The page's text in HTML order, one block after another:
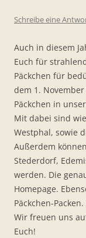
Schreibe eine
Auch in diesem
Euch für
Päckchen für
dem 1.
Päckchen in
Mit dabei sind
Westphal, sowie
Außerdem
Stederdorf,
werden. Die
Homepage.
Päckchen-
Wir freuen uns
Euch!